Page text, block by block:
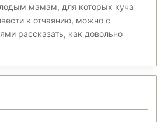
мамам, для которых куча
к отчаянию, можно с
рассказать, как довольно